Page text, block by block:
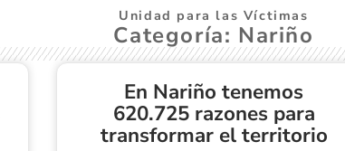
Unidad para las Víctimas
Categoría: Nariño
En Nariño tenemos
620.725 razones para
transformar el territorio